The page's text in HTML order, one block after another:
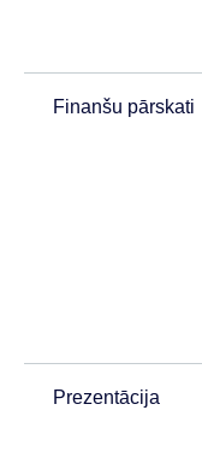
Finanšu pārskati
Prezentācija